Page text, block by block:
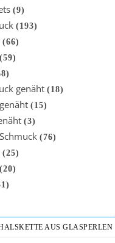
(9)
(193)
(66)
(59)
genäht (18)
(15)
(3)
(76)
(25)
(20)
AUS GLASPERLEN